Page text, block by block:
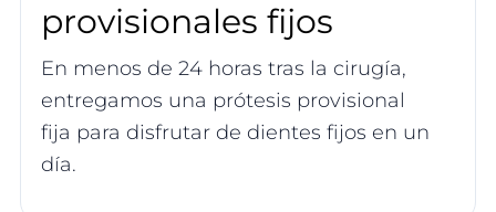
provisionales fijos
En menos de 24 horas tras la cirugía,
entregamos una prótesis provisional
fija para disfrutar de dientes fijos en un
día.